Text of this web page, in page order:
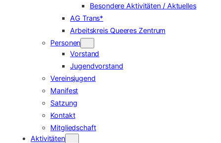
Besondere Aktivitäten / Aktuelles
AG Trans*
Arbeitskreis Queeres Zentrum
Personen
Vorstand
Jugendvorstand
Vereinsjugend
Manifest
Satzung
Kontakt
Mitgliedschaft
Aktivitäten